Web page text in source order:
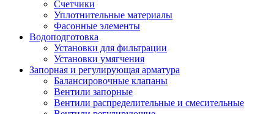
Счетчики
Уплотнительные материалы
Фасонные элементы
Водоподготовка
Установки для фильтрации
Установки умягчения
Запорная и регулирующая арматура
Балансировочные клапаны
Вентили запорные
Вентили распределительные и смесительные